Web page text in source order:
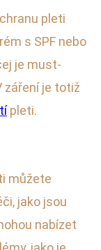
pleti
s SPF nebo
je must-
záření je totiž
pleti.
můžete
jako jsou
nabízet